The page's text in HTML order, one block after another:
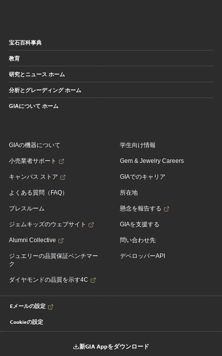
宝石百科事典
教育
研究とニュース ホーム
分析とグレーディング ホーム
GIAについて ホーム
GIAの機器について
小売業者サポート
キャンパス ストア
よくある質問（FAQ）
プレスルーム
ジェムキッズのウェブサイト
Alumni Collective
ジュエリーの品質保証ベンチマー
ク
ダイヤモンドの品質を示す4C
学生向け情報
Gem & Jewelry Careers
GIAでのキャリア
所在地
懸念を報告する
GIAを支援する
問い合わせ先
デベロッパーAPI
Eメールの設定
Cookieの設定
新GIA Appをダウンロード